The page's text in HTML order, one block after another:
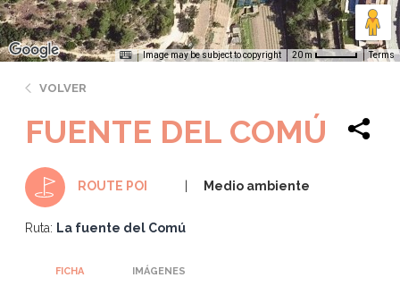
Image may be subject to copyright 20 m Terms
VOLVER
FUENTE DEL COMÚ
ROUTE POI Medio ambiente
Ruta: La fuente del Comú
FICHA IMÁGENES